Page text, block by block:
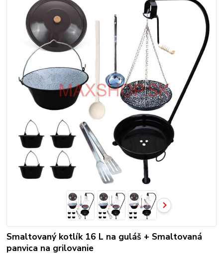
Smaltovaný kotlík 16 L na guláš + Smaltovaná
panvica na grilovanie